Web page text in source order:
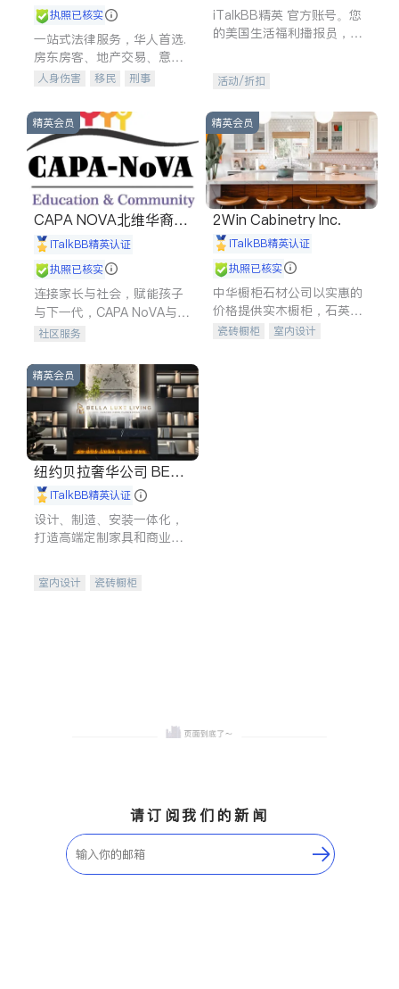
执照已核实
一站式法律服务，华人首选.
房东房客、地产交易、意外
伤害、车祸重伤、商业诉
建筑合同、刑事案件全包办
人身伤害 移民
刑事
信托/遗嘱
商业
索赔
律师-其它 保释
iTalkBB精英 官方账号。您
的美国生活福利播报员，精
专属福利。
活动/折扣
精英会员
CAPA NOVA北维华裔家
长会iTalkBB精英认证
执照已核实
连接家长与社会，赋能孩子
与下一代，CAPA NoVA与您
携手建设包容、公平、充满
社区服务
精英会员
2Win Cabinetry Inc.
iTalkBB精英认证
执照已核实
中华橱柜石材公司以实惠的
价格提供实木橱柜，石英石
台面，多种优质不锈钢水
瓷砖橱柜
室内设计
精英会员
纽约贝拉奢华公司 BELL
A LUXE
iTalkBB精英认证
设计、制造、安装一体化，
打造高端定制家具和商业空
室内设计
瓷砖橱柜
请订阅我们的新闻